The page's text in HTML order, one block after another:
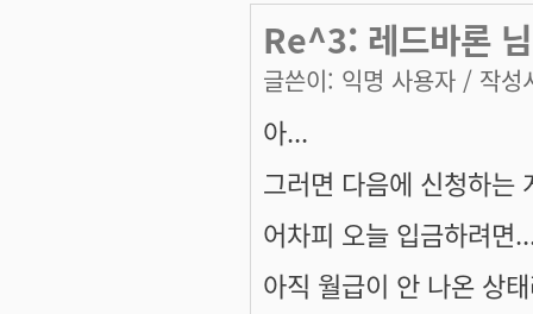
Re^3: 레드바론
글쓴이: 익명 사용자 / 작성
아...
그러면 다음에 신청하는
어차피 오늘 입금하려면
아직 월급이 안 나온 상